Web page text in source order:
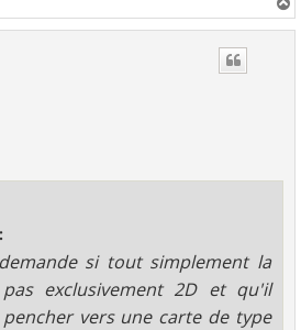
a
si tout simplement la
exclusivement 2D et qu'il
vers une carte de type